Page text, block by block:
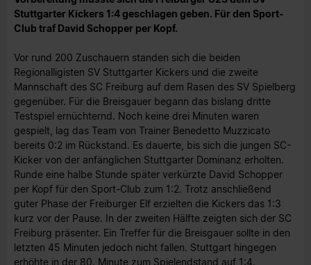
Stuttgarter Kickers 1:4 geschlagen geben. Für den Sport-
Club traf David Schopper per Kopf.
Vor rund 200 Zuschauern standen sich die beiden
Regionalligisten SV Stuttgarter Kickers und die zweite
Mannschaft des SC Freiburg auf dem Rasen des SV Spielberg
gegenüber. Für die Breisgauer begann das bislang dritte
Testspiel ernüchternd. Noch keine drei Minuten waren
gespielt, lag das Team von Trainer Benedetto Muzzicato
bereits 0:2 im Rückstand. Es dauerte, bis sich die jungen SC-
Kicker von der anfänglichen Stuttgarter Dominanz erholten.
Runde eine halbe Stunde später verkürzte David Schopper
per Kopf für den Sport-Club zum 1:2. Trotz anschließend
guter Phase der Freiburger Elf erzielten die Kickers das 1:3
kurz vor der Pause. In der zweiten Hälfte zeigten sich der SC
Freiburg präsenter. Ein Treffer für die Breisgauer sollte in den
letzten 45 Minuten jedoch nicht fallen. Stuttgart hingegen
erhöhte in der 80. Minute zum Spielendstand auf 1:4.